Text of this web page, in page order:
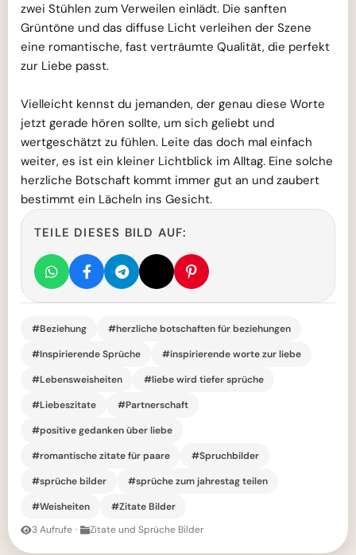
zwei Stühlen zum Verweilen einlädt. Die sanften
Grüntöne und das diffuse Licht verleihen der Szene
eine romantische, fast verträumte Qualität, die perfekt
zur Liebe passt.
Vielleicht kennst du jemanden, der genau diese Worte
jetzt gerade hören sollte, um sich geliebt und
wertgeschätzt zu fühlen. Leite das doch mal einfach
weiter, es ist ein kleiner Lichtblick im Alltag. Eine solche
herzliche Botschaft kommt immer gut an und zaubert
bestimmt ein Lächeln ins Gesicht.
TEILE DIESES BILD AUF:
#Beziehung
#herzliche botschaften für beziehungen
#Inspirierende Sprüche
#inspirierende worte zur liebe
#Lebensweisheiten
#liebe wird tiefer sprüche
#Liebeszitate
#Partnerschaft
#positive gedanken über liebe
#romantische zitate für paare
#Spruchbilder
#sprüche bilder
#sprüche zum jahrestag teilen
#Weisheiten
#Zitate Bilder
3 Aufrufe · Zitate und Sprüche Bilder